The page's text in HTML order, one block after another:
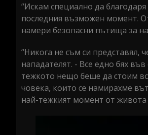
“Искам специално да
последния възможен момент.
намери безопасни пътища за
“Никога не съм си
нападателят. - Все едно бях
тежкото нещо беше да стоим
човека, които се намирахме
най-тежкият момент от живота